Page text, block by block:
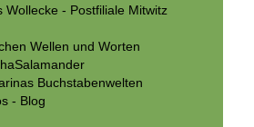
Wollecke - Postfiliale Mitwitz
Wellen und Worten
Buchstabenwelten
- Blog